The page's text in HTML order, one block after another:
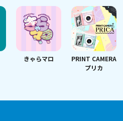
きゃらマロ
PRINT CAMERA
プリカ